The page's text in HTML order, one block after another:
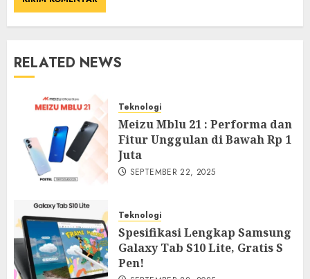
RELATED NEWS
Teknologi
Meizu Mblu 21 : Performa dan
Fitur Unggulan di Bawah Rp 1
Juta
SEPTEMBER 22, 2025
Teknologi
Spesifikasi Lengkap Samsung
Galaxy Tab S10 Lite, Gratis S
Pen!